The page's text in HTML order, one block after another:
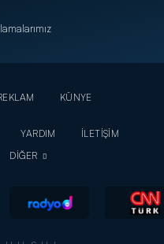
KÜNYE
YARDIM
İLETİŞİM
DİĞER